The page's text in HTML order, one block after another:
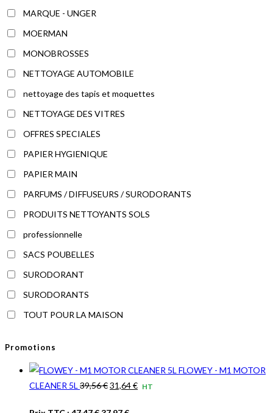
MARQUE - UNGER
MOERMAN
MONOBROSSES
NETTOYAGE AUTOMOBILE
nettoyage des tapis et moquettes
NETTOYAGE DES VITRES
OFFRES SPECIALES
PAPIER HYGIENIQUE
PAPIER MAIN
PARFUMS / DIFFUSEURS / SURODORANTS
PRODUITS NETTOYANTS SOLS
professionnelle
SACS POUBELLES
SURODORANT
SURODORANTS
TOUT POUR LA MAISON
Promotions
FLOWEY - M1 MOTOR
CLEANER 5L 39,56€Le
31,64€LeHT